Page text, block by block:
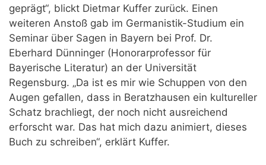
geprägt“, blickt Dietmar Kuffer zurück. Einen
weiteren Anstoß gab im Germanistik-Studium ein
Seminar über Sagen in Bayern bei Prof. Dr.
Eberhard Dünninger (Honorarprofessor für
Bayerische Literatur) an der Universität
Regensburg. „Da ist es mir wie Schuppen von den
Augen gefallen, dass in Beratzhausen ein kultureller
Schatz brachliegt, der noch nicht ausreichend
erforscht war. Das hat mich dazu animiert, dieses
Buch zu schreiben“, erklärt Kuffer.